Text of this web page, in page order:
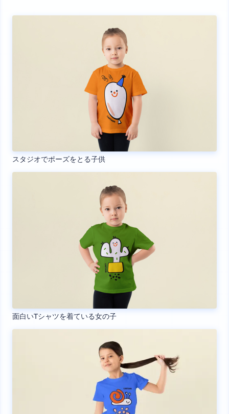
スタジオでポーズをとる子供
面白いTシャツを着ている女の子